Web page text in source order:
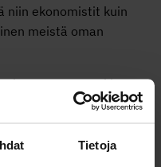
Tietoja
niin ekonomistit kuin
meistä oman
Suomen Pankin
-seminaari
tallennettu.